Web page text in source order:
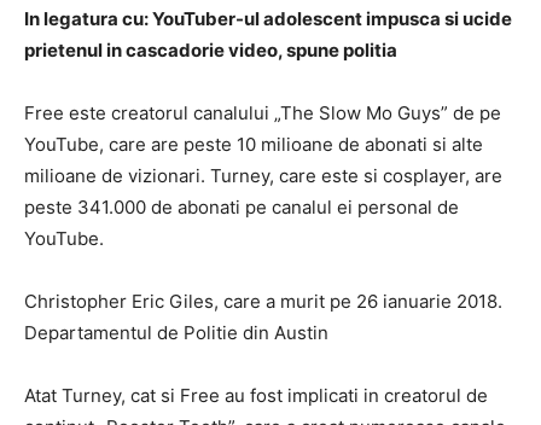
In legatura cu: YouTuber-ul adolescent impusca si ucide
prietenul in cascadorie video, spune politia
Free este creatorul canalului „The Slow Mo Guys” de pe
YouTube, care are peste 10 milioane de abonati si alte
milioane de vizionari. Turney, care este si cosplayer, are
peste 341.000 de abonati pe canalul ei personal de
YouTube.
Christopher Eric Giles, care a murit pe 26 ianuarie 2018.
Departamentul de Politie din Austin
Atat Turney, cat si Free au fost implicati in creatorul de